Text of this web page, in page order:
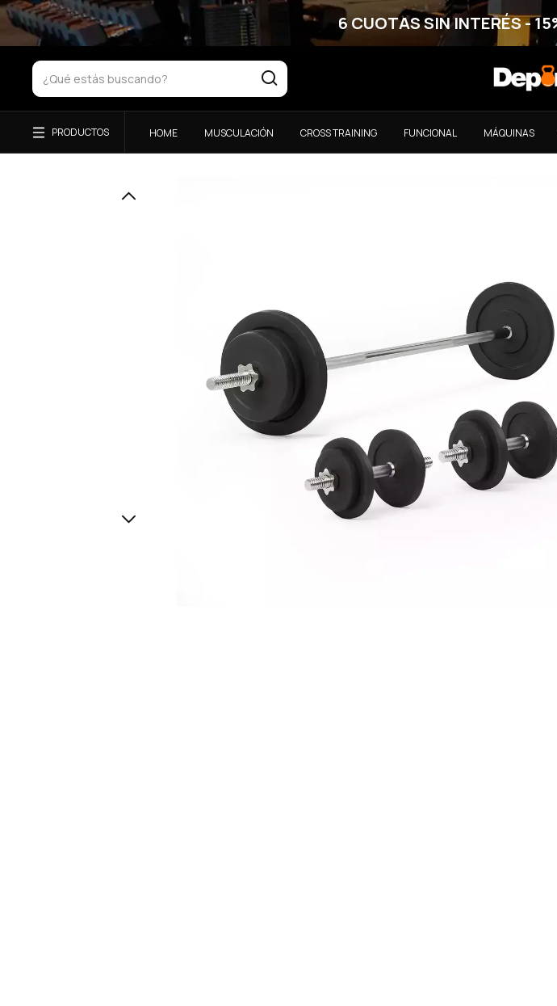
6 CUOTAS SIN INTERÉS -
HOME MUSCULACIÓN CROSS TRAINING FUNCIONAL MÁQUINAS